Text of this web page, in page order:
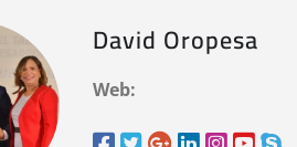
David Oropesa
Web: